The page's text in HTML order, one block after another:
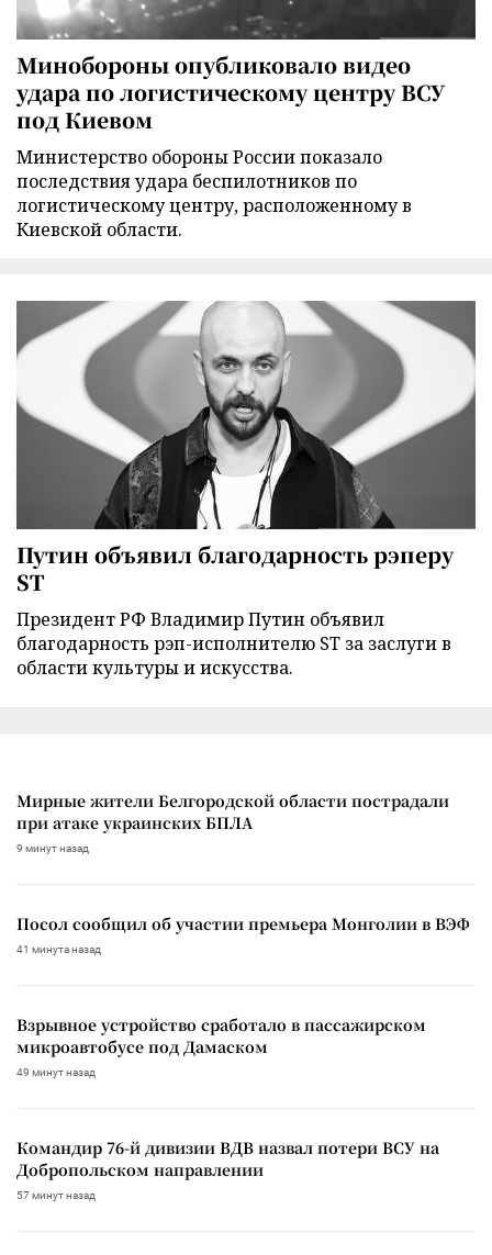
Минобороны опубликовало видео
удара по логистическому центру ВСУ
под Киевом
Министерство обороны России показало
последствия удара беспилотников по
логистическому центру, расположенному в
Киевской области.
Путин объявил благодарность рэперу
ST
Президент РФ Владимир Путин объявил
благодарность рэп-исполнителю ST за заслуги в
области культуры и искусства.
Мирные жители Белгородской области пострадали
при атаке украинских БПЛА
9 минут назад
Посол сообщил об участии премьера Монголии в ВЭФ
41 минута назад
Взрывное устройство сработало в пассажирском
микроавтобусе под Дамаском
49 минут назад
Командир 76-й дивизии ВДВ назвал потери ВСУ на
Добропольском направлении
57 минут назад